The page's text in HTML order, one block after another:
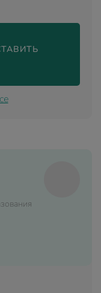
ОСТАВИТЬ